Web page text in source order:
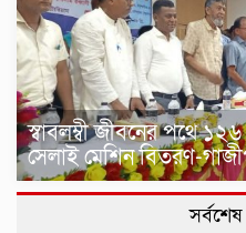
স্বাবলম্বী জীবনের পথে
সেলাই মেশিন বিতরণ-